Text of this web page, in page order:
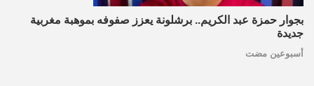
بجوار حمزة عبد الكريم.. برشلونة يعزز صفوفه بموهبة مغربية
جديدة
أسبوعين مضت